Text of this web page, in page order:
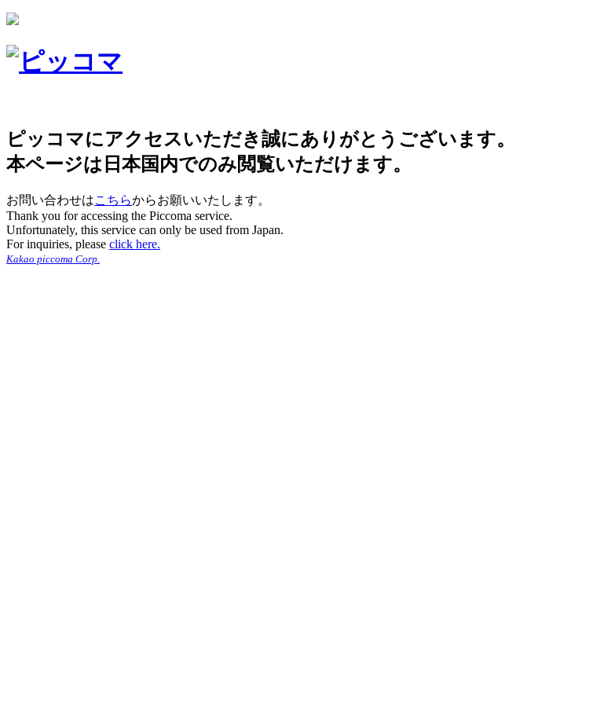
ピッコマにアクセスいただき誠にありがとうございます。
本ページは日本国内でのみ閲覧いただけます。
お問い合わせはこちらからお願いいたします。
Thank you for accessing the Piccoma service.
Unfortunately, this service can only be used from Japan.
For inquiries, please click here.
Kakao piccoma Corp.